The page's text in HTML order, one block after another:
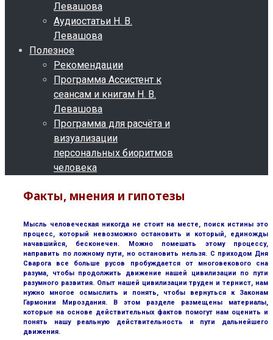
Левашова
Аудиостатьи Н. В.
Левашова
Полезное
Рекомендации
Программа Ассистент к
сеансам и книгам Н. В.
Левашова
Программа для расчёта и
визуализации
персональных биоритмов
человека
Факты, мнения и гипотезы
Мысль человеческая никогда не стоит на месте, поиск истины это
процесс, который невозможно остановить и который, единожды
начавшийся, бесконечен. Можно помешать этому процессу,
направить по ложному пути, но остановить нельзя. С приходом Дня
Сварога все больше русов пробуждается от многовекового сна
разума, чтобы продолжить движение нашей цивилизации по пути
разумного развития. Опыт нашей цивилизации труден и тернист, нам
нужно многое осмыслить и понять, чтобы вернуться к Законам
Гармонии Мироздания. В этом разделе размещены материалы,
которые на основе действительных фактов помогут нам оценить и
понять нашу реальную действительность и пути дальнейшего
движения.